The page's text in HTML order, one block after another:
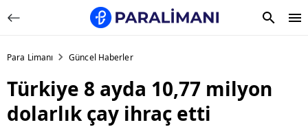
Para Limanı Güncel Haberler
Türkiye 8 ayda 10,77 milyon
dolarlık çay ihraç etti